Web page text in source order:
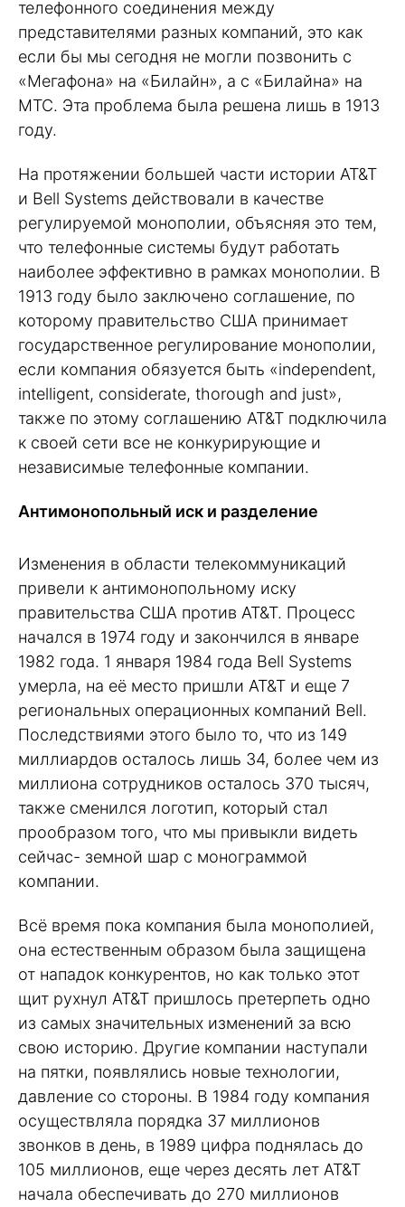
телефонного соединения между
представителями разных компаний, это как
если бы мы сегодня не могли позвонить с
«Мегафона» на «Билайн», а с «Билайна» на
МТС. Эта проблема была решена лишь в 1913
году.
На протяжении большей части истории AT&T
и Bell Systems действовали в качестве
регулируемой монополии, объясняя это тем,
что телефонные системы будут работать
наиболее эффективно в рамках монополии. В
1913 году было заключено соглашение, по
которому правительство США принимает
государственное регулирование монополии,
если компания обязуется быть «independent,
intelligent, considerate, thorough and just»,
также по этому соглашению AT&T подключила
к своей сети все не конкурирующие и
независимые телефонные компании.
Антимонопольный иск и разделение
Изменения в области телекоммуникаций
привели к антимонопольному иску
правительства США против AT&T. Процесс
начался в 1974 году и закончился в январе
1982 года. 1 января 1984 года Bell Systems
умерла, на её место пришли AT&T и еще 7
региональных операционных компаний Bell.
Последствиями этого было то, что из 149
миллиардов осталось лишь 34, более чем из
миллиона сотрудников осталось 370 тысяч,
также сменился логотип, который стал
прообразом того, что мы привыкли видеть
сейчас- земной шар с монограммой
компании.
Всё время пока компания была монополией,
она естественным образом была защищена
от нападок конкурентов, но как только этот
щит рухнул AT&T пришлось претерпеть одно
из самых значительных изменений за всю
свою историю. Другие компании наступали
на пятки, появлялись новые технологии,
давление со стороны. В 1984 году компания
осуществляла порядка 37 миллионов
звонков в день, в 1989 цифра поднялась до
105 миллионов, еще через десять лет AT&T
начала обеспечивать до 270 миллионов